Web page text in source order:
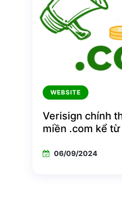
WEBSITE
Verisign chính
miền .com kể
06/09/2024